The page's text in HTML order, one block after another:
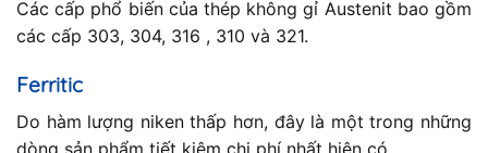
Các cấp phổ biến của thép không gỉ Austenit bao gồm
các cấp 303, 304, 316 , 310 và 321.
Ferritic
Do hàm lượng niken thấp hơn, đây là một trong những